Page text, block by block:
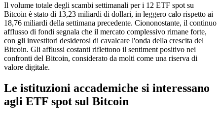
Il volume totale degli scambi settimanali per i 12 ETF spot su
Bitcoin è stato di 13,23 miliardi di dollari, in leggero calo rispetto ai
18,76 miliardi della settimana precedente. Ciononostante, il continuo
afflusso di fondi segnala che il mercato complessivo rimane forte,
con gli investitori desiderosi di cavalcare l'onda della crescita del
Bitcoin. Gli afflussi costanti riflettono il sentiment positivo nei
confronti del Bitcoin, considerato da molti come una riserva di
valore digitale.
Le istituzioni accademiche si interessano
agli ETF spot sul Bitcoin